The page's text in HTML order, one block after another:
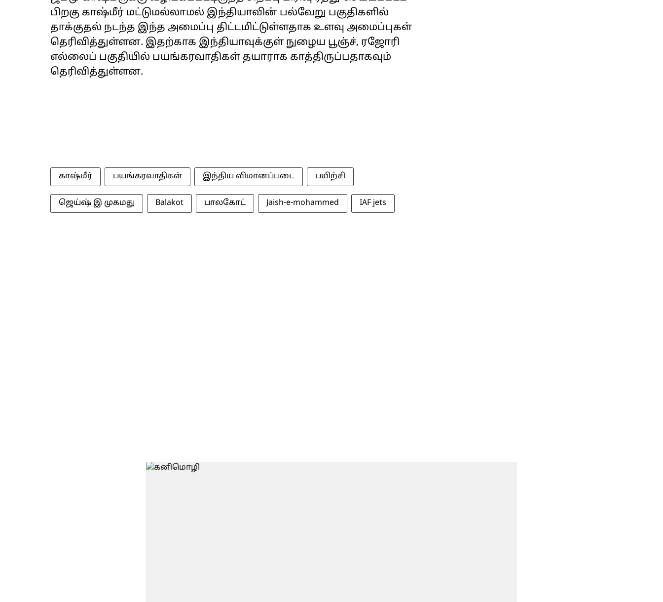
பிறகு காஷ்மீர் மட்டுமல்லாமல் இந்தியாவின் பல்வேறு பகுதிகளில்
தாக்குதல் நடந்த இந்த அமைப்பு திட்டமிட்டுள்ளதாக உளவு அமைப்புகள்
தெரிவித்துள்ளன. இதற்காக இந்தியாவுக்குள் நுழைய பூஞ்ச், ரஜோரி
எல்லைப் பகுதியில் பயங்கரவாதிகள் தயாராக காத்திருப்பதாகவும்
தெரிவித்துள்ளன.
காஷ்மீர் பயங்கரவாதிகள் இந்திய விமானப்படை பயிற்சி
ஜெய்ஷ் இ முகமது Balakot பாலகோட் Jaish-e-mohammed IAF jets